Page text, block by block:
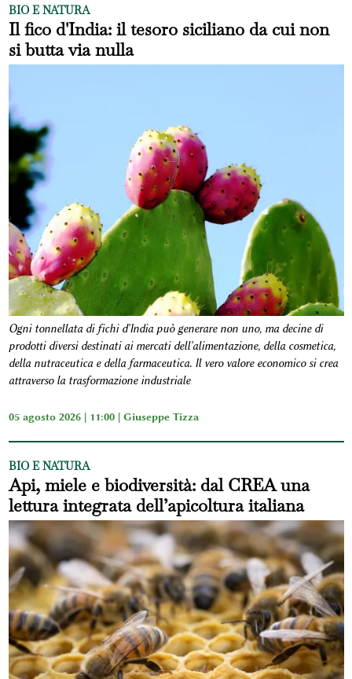
BIO E NATURA
Il fico d'India: il tesoro siciliano da cui non
si butta via nulla
Ogni tonnellata di fichi d'India può generare non uno, ma decine di
prodotti diversi destinati ai mercati dell'alimentazione, della cosmetica,
della nutraceutica e della farmaceutica. Il vero valore economico si crea
attraverso la trasformazione industriale
05 agosto 2026 | 11:00 | Giuseppe Tizza
BIO E NATURA
Api, miele e biodiversità: dal CREA una
lettura integrata dell’apicoltura italiana